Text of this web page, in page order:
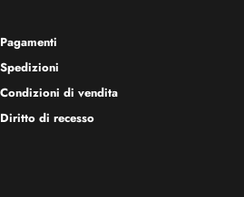
Pagamenti
Spedizioni
Condizioni di vendita
Diritto di recesso